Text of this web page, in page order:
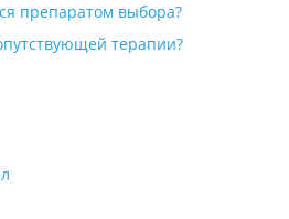
препаратом выбора?
терапии?